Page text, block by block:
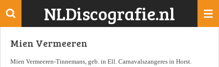
Ga
de
NLDiscografie.nl
Mien Vermeeren
Mien Vermeeren-Tinnemans, geb. in Ell. Carnavalszangeres in Horst.